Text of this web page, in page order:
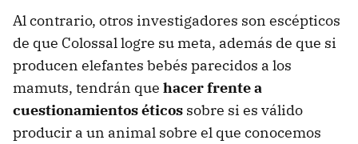
Al contrario, otros investigadores son escépticos
de que Colossal logre su meta, además de que si
producen elefantes bebés parecidos a los
mamuts, tendrán que hacer frente a
cuestionamientos éticos sobre si es válido
producir a un animal sobre el que conocemos